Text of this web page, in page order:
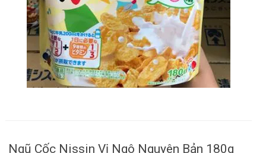
Ngũ Cốc Nissin Vị Ngô Nguyên Bản 180g